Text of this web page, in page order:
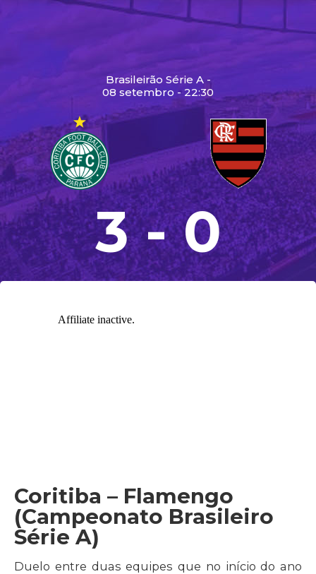
Brasileirão Série A -
08 setembro - 22:30
3 - 0
Coritiba – Flamengo
(Campeonato Brasileiro
Série A)
Duelo entre duas equipes que no início do ano